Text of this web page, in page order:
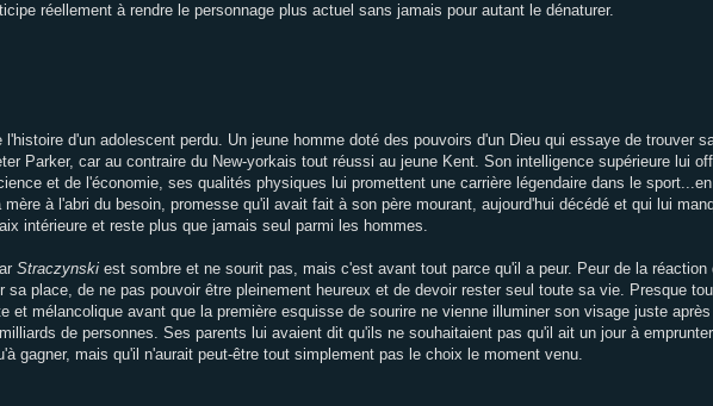
réellement à rendre le personnage plus actuel sans jamais pour autant le dénaturer.
l'histoire d'un adolescent perdu. Un jeune homme doté des pouvoirs d'un Dieu qui essaye de trouver
Parker, car au contraire du New-yorkais tout réussi au jeune Kent. Son intelligence supérieure lui
et de l'économie, ses qualités physiques lui promettent une carrière légendaire dans le
à l'abri du besoin, promesse qu'il avait fait à son père mourant, aujourd'hui décédé et qui lui
intérieure et reste plus que jamais seul parmi les hommes.
Straczynski est sombre et ne sourit pas, mais c'est avant tout parce qu'il a peur. Peur de la
sa place, de ne pas pouvoir être pleinement heureux et de devoir rester seul toute sa vie. Presque
et mélancolique avant que la première esquisse de sourire ne vienne illuminer son visage juste
de personnes. Ses parents lui avaient dit qu'ils ne souhaitaient pas qu'il ait un jour à
gagner, mais qu'il n'aurait peut-être tout simplement pas le choix le moment venu.